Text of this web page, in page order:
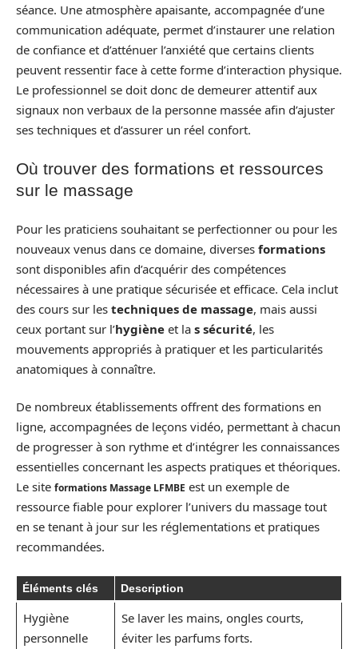
séance. Une atmosphère apaisante, accompagnée d’une
communication adéquate, permet d’instaurer une relation
de confiance et d’atténuer l’anxiété que certains clients
peuvent ressentir face à cette forme d’interaction physique.
Le professionnel se doit donc de demeurer attentif aux
signaux non verbaux de la personne massée afin d’ajuster
ses techniques et d’assurer un réel confort.
Où trouver des formations et ressources
sur le massage
Pour les praticiens souhaitant se perfectionner ou pour les
nouveaux venus dans ce domaine, diverses formations
sont disponibles afin d’acquérir des compétences
nécessaires à une pratique sécurisée et efficace. Cela inclut
des cours sur les techniques de massage, mais aussi
ceux portant sur l’hygiène et la s sécurité, les
mouvements appropriés à pratiquer et les particularités
anatomiques à connaître.
De nombreux établissements offrent des formations en
ligne, accompagnées de leçons vidéo, permettant à chacun
de progresser à son rythme et d’intégrer les connaissances
essentielles concernant les aspects pratiques et théoriques.
Le site formations Massage LFMBE est un exemple de
ressource fiable pour explorer l’univers du massage tout
en se tenant à jour sur les réglementations et pratiques
recommandées.
Éléments clés Description
Hygiène
personnelle
Se laver les mains, ongles courts,
éviter les parfums forts.